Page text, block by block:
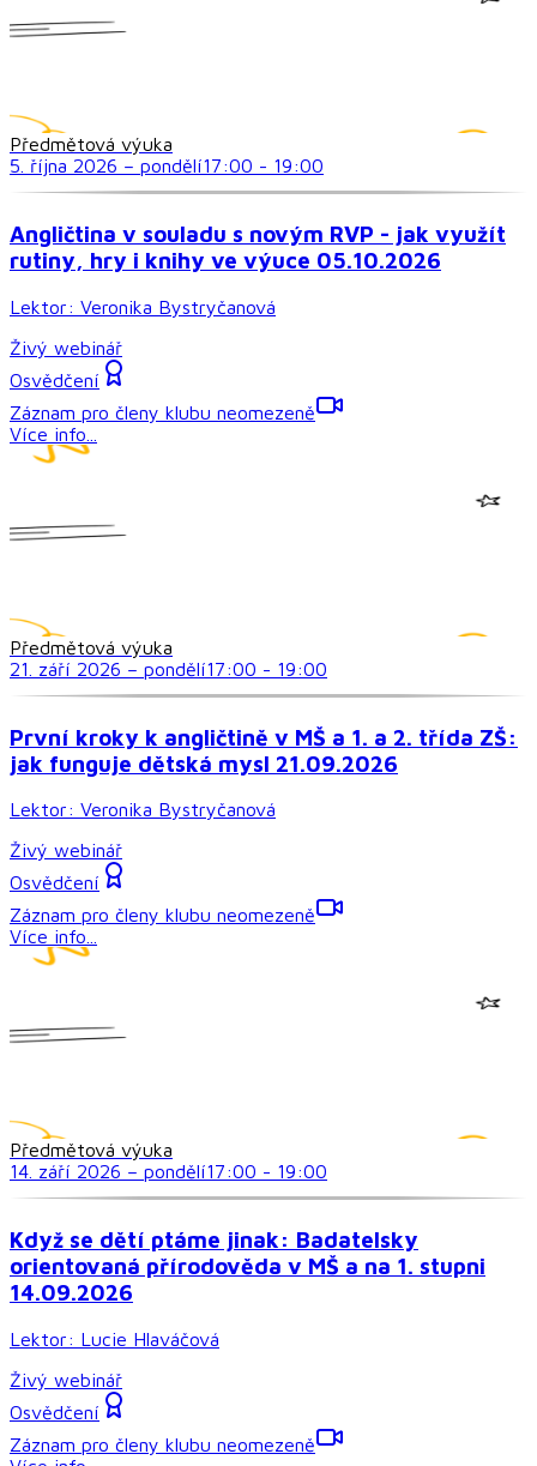
Předmětová výuka
5. října 2026 – pondělí17:00 - 19:00
Angličtina v souladu s novým RVP - jak využít
rutiny, hry i knihy ve výuce 05.10.2026
Lektor: Veronika Bystryčanová
Živý webinář
Osvědčení
Záznam pro členy klubu neomezeně
Více info...
Předmětová výuka
21. září 2026 – pondělí17:00 - 19:00
První kroky k angličtině v MŠ a 1. a 2. třída ZŠ:
jak funguje dětská mysl 21.09.2026
Lektor: Veronika Bystryčanová
Živý webinář
Osvědčení
Záznam pro členy klubu neomezeně
Více info...
Předmětová výuka
14. září 2026 – pondělí17:00 - 19:00
Když se dětí ptáme jinak: Badatelsky
orientovaná přírodověda v MŠ a na 1. stupni
14.09.2026
Lektor: Lucie Hlaváčová
Živý webinář
Osvědčení
Záznam pro členy klubu neomezeně